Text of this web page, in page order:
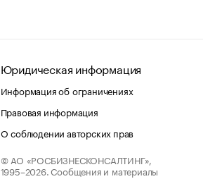
Юридическая информация
Информация об ограничениях
Правовая информация
О соблюдении авторских прав
© АО «РОСБИЗНЕСКОНСАЛТИНГ»,
1995–2026. Сообщения и материалы